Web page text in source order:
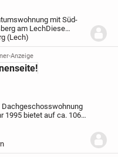
mit Süd-
am LechDiese
Eigentumswohnung
Lech bietet eine
solide
und...
(Lech)
Anzeige
Dachgeschosswohnung
1995 bietet auf ca. 106
m², die dem Grundriss